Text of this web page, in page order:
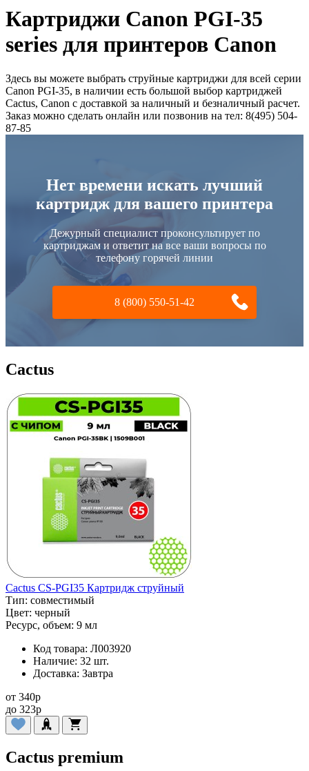
Картриджи Canon PGI-35
series для принтеров Canon
Здесь вы можете выбрать струйные картриджи для всей серии
Canon PGI-35, в наличии есть большой выбор картриджей
Cactus, Canon с доставкой за наличный и безналичный расчет.
Заказ можно сделать онлайн или позвонив на тел: 8(495) 504-
87-85
Нет времени искать лучший
картридж для вашего принтера
Дежурный специалист проконсультирует по
картриджам и ответит на все ваши вопросы по
телефону горячей линии
8 (800) 550-51-42
Cactus
Cactus CS-PGI35 Картридж струйный
Тип: совместимый
Цвет: черный
Ресурс, объем: 9 мл
Код товара: Л003920
Наличие: 32 шт.
Доставка: Завтра
от 340p
до 323p
Cactus premium